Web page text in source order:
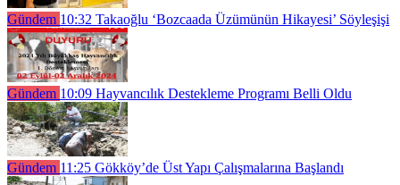
Gündem 10:32 Takaoğlu ‘Bozcaada Üzümünün Hikayesi’ Söyleşişi
Gündem 10:09 Hayvancılık Destekleme Programı Belli Oldu
Gündem 11:25 Gökköy’de Üst Yapı Çalışmalarına Başlandı